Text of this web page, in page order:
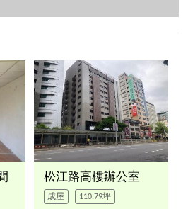
松江路高樓辦公室
成屋 110.79坪